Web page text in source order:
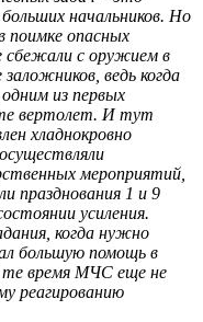
начальников. Но
поимке опасных
сбежали с оружием в
ведь когда
из первых
вертолет. И тут
хладнокровно
мероприятий,
празднования 1 и 9
усиления.
когда нужно
большую помощь в
те время МЧС еще не
реагированию